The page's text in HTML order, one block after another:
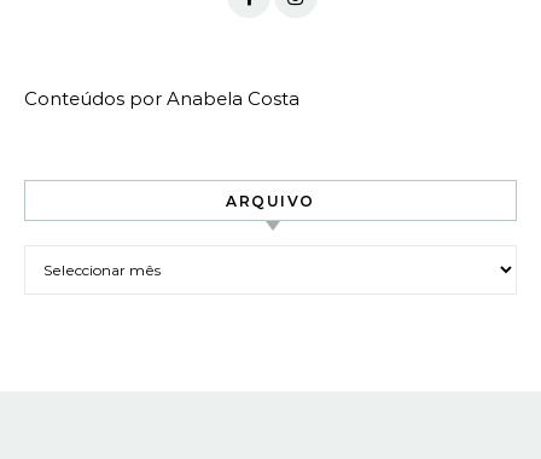
Conteúdos por Anabela Costa
ARQUIVO